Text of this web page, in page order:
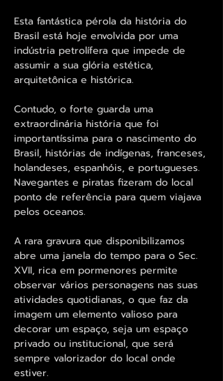
Esta fantástica pérola da história do
Brasil está hoje envolvida por uma
indústria petrolífera que impede de
assumir a sua glória estética,
arquitetônica e histórica.
Contudo, o forte guarda uma
extraordinária história que foi
importantíssima para o nascimento do
Brasil, histórias de indígenas, franceses,
holandeses, espanhóis, e portugueses.
Navegantes e piratas fizeram do local
ponto de referência para quem viajava
pelos oceanos.
A rara gravura que disponibilizamos
abre uma janela do tempo para o Sec.
XVII, rica em pormenores permite
observar vários personagens nas suas
atividades quotidianas, o que faz da
imagem um elemento valioso para
decorar um espaço, seja um espaço
privado ou institucional, que será
sempre valorizador do local onde
estiver.